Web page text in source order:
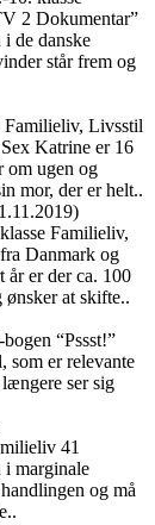
2 Dokumentar”
de danske
står frem og
Familieliv, Livsstil
Katrine er 16
om ugen og
mor, der er helt..
Familieliv,
Danmark og
år er der ca. 100
ønsker at skifte..
“Pssst!”
som er relevante
ser sig
41
i marginale
og må